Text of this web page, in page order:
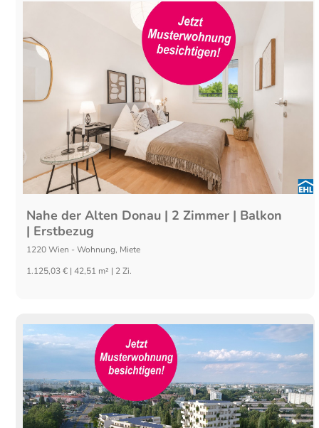
Nahe der Alten Donau | 2 Zimmer | Balkon
| Erstbezug
1220 Wien -Wohnung, Miete
1.125,03 € | 42,51 m² | 2 Zi.